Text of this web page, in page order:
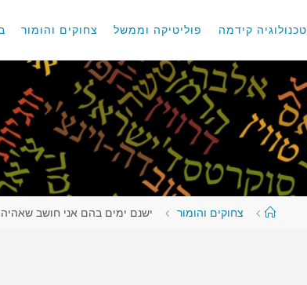
טכנולוגיה קידמה פוליטיקה וממשל צחוקים והומור
עמודצחוקים והומור ישנם ימים בהם אני חושב